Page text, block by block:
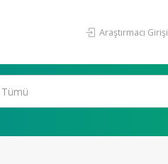
Araştırmacı Girişi